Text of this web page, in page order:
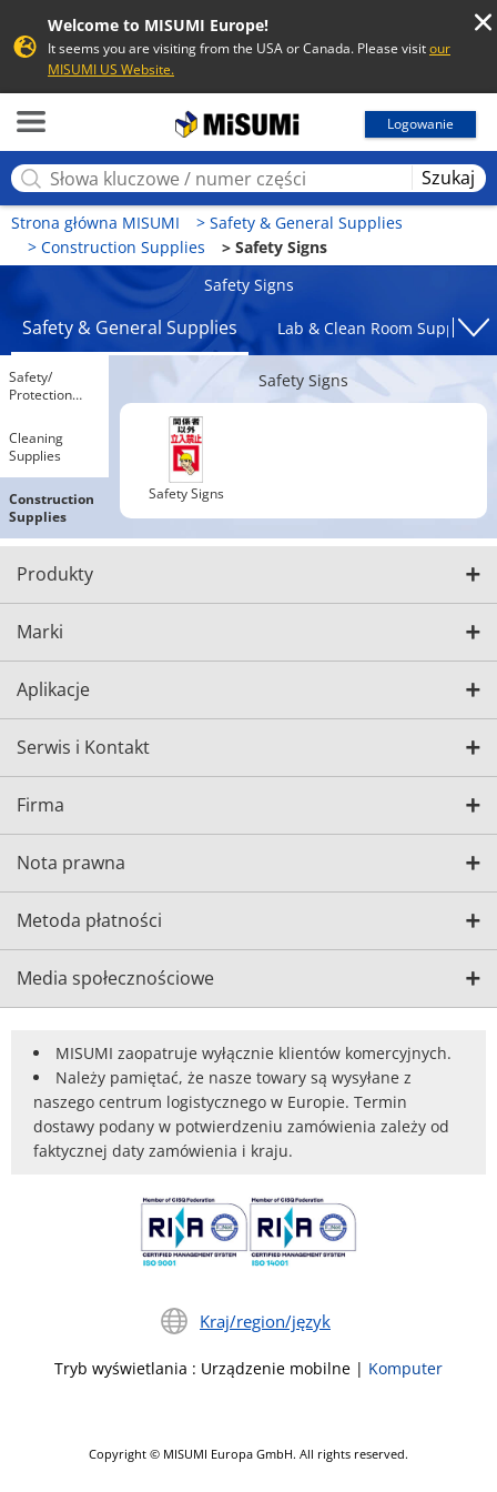
Welcome to MISUMI Europe!
It seems you are visiting from the USA or Canada. Please visitour
MISUMI US Website.
Logowanie
Szukaj
Strona główna MISUMI
Safety & General Supplies
Construction Supplies
Safety Signs
Safety Signs
Safety & General Supplies Lab & Clean Room Supplies
Safety​/​
Protection
Cleaning
Supplies
Construction
Supplies
Safety Signs
Safety Signs
Produkty
Marki
Aplikacje
Serwis i Kontakt
Firma
Nota prawna
Metoda płatności
Media społecznościowe
MISUMI zaopatruje wyłącznie klientów komercyjnych.
Należy pamiętać, że nasze towary są wysyłane z
naszego centrum logistycznego w Europie. Termin
dostawy podany w potwierdzeniu zamówienia zależy od
faktycznej daty zamówienia i kraju.
Kraj/region/język
Tryb wyświetlania : Urządzenie mobilne | Komputer
Copyright © MISUMI Europa GmbH. All rights reserved.